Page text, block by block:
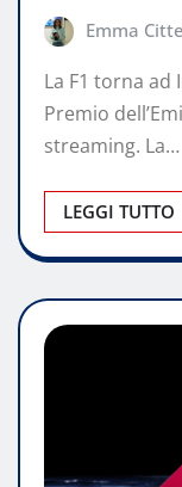
Emma
La F1 torna ad
Premio
streaming. La…
LEGGI TUTTO